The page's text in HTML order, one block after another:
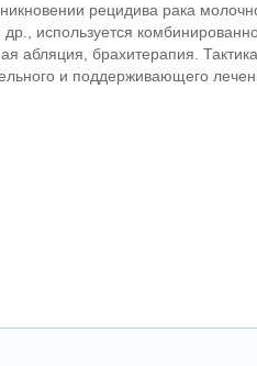
рецидива рака
используется
абляция, брахитерапия.
и поддерживающего